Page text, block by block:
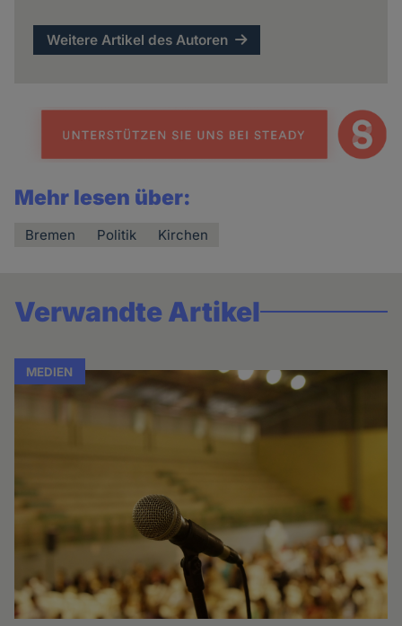
Weitere Artikel des Autoren
Mehr lesen über:
Bremen Politik Kirchen
Verwandte Artikel
MEDIEN